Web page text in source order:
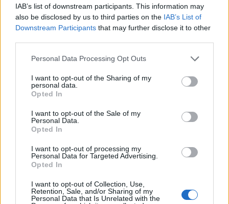
IAB’s list of downstream participants. This information may
also be disclosed by us to third parties on the IAB’s List of
Downstream Participants that may further disclose it to other
Please note that this website/app uses one or more Google
not limited to your visit or usage behaviour. You may click to
grant or deny consent to Google and its third-party tags to
use your data for below specified purposes in below Google
consent section.
Personal Data Processing Opt Outs
I want to opt-out of the Sharing of my
personal data.
Opted In
I want to opt-out of the Sale of my
Personal Data.
Opted In
I want to opt-out of processing my
Personal Data for Targeted Advertising.
Opted In
I want to opt-out of Collection, Use,
Retention, Sale, and/or Sharing of my
Personal Data that Is Unrelated with the
Időpont: Július 23. csütörtök, 20.30
Helyszín: Várkert Bazár
Koreográfusok: Mihályi Gábor, Juhász Zsolt
Az előadás után tánctanítás.
További információkértkatt ide